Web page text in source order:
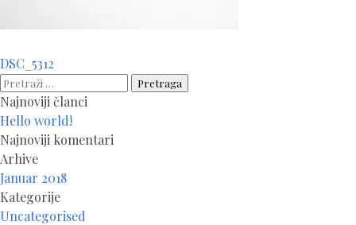
Navigacija
članaka
DSC_5312
Pretraga:
Najnoviji članci
Hello world!
Najnoviji komentari
Arhive
Januar 2018
Kategorije
Uncategorised